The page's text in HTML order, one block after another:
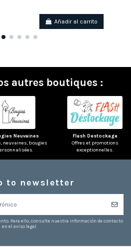
Añadir al carrito
autres boutiques :
Neuvaines
neuvaines, bougies
Flash Destockage
Offres et promotions
exceptionnelles.
to newsletter
Para ello, consulte nuestra información de contacto
en el aviso legal.